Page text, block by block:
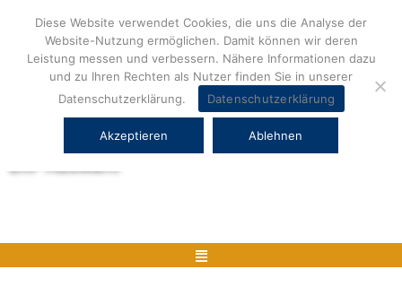
springen
Herstellerneutrale ERP Beratung und
Menü
Diese Website verwendet Cookies, die uns die Analyse der
Website-Nutzung ermöglichen. Damit können wir deren
Leistung messen und verbessern. Nähere Informationen dazu
und zu Ihren Rechten als Nutzer finden Sie in unserer
Datenschutzerklärung.
Datenschutzerklärung
Akzeptieren Ablehnen